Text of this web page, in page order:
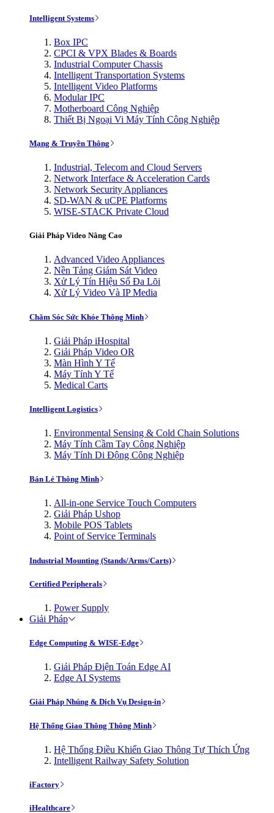
Intelligent Systems
Box IPC
CPCI & VPX Blades & Boards
Industrial Computer Chassis
Intelligent Transportation Systems
Intelligent Video Platforms
Modular IPC
Motherboard Công Nghiệp
Thiết Bị Ngoại Vi Máy Tính Công Nghiệp
Mạng & Truyền Thông
Industrial, Telecom and Cloud Servers
Network Interface & Acceleration Cards
Network Security Appliances
SD-WAN & uCPE Platforms
WISE-STACK Private Cloud
Giải Pháp Video Nâng Cao
Advanced Video Appliances
Nền Tảng Giám Sát Video
Xử Lý Tín Hiệu Số Đa Lõi
Xử Lý Video Và IP Media
Chăm Sóc Sức Khỏe Thông Minh
Giải Pháp iHospital
Giải Pháp Video OR
Màn Hình Y Tế
Máy Tính Y Tế
Medical Carts
Intelligent Logistics
Environmental Sensing & Cold Chain Solutions
Máy Tính Cầm Tay Công Nghiệp
Máy Tính Di Động Công Nghiệp
Bán Lẻ Thông Minh
All-in-one Service Touch Computers
Giải Pháp Ushop
Mobile POS Tablets
Point of Service Terminals
Industrial Mounting (Stands/Arms/Carts)
Certified Peripherals
Power Supply
Giải Pháp
Edge Computing & WISE-Edge
Giải Pháp Điện Toán Edge AI
Edge AI Systems
Giải Pháp Nhúng & Dịch Vụ Design-in
Hệ Thống Giao Thông Thông Minh
Hệ Thống Điều Khiển Giao Thông Tự Thích Ứng
Intelligent Railway Safety Solution
iFactory
iHealthcare